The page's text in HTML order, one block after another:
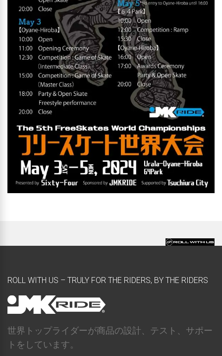
ROLL WITH US – TRULY FOR THE RIDERS, BY THE RIDERS
世界トップライダーが商品の設計、テスト、サポー
トをしています。